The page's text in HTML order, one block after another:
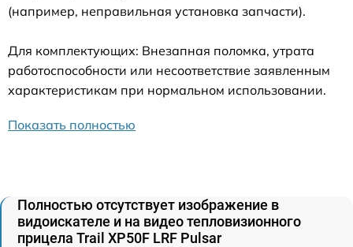
(например, неправильная установка запчасти).
Для комплектующих: Внезапная поломка, утрата
работоспособности или несоответствие заявленным
характеристикам при нормальном использовании.
Показать полностью
Полностью отсутствует изображение в
видоискателе и на видео тепловизионного
прицела Trail XP50F LRF Pulsar